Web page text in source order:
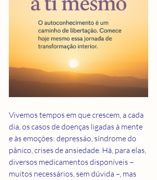
Vivemos tempos em que crescem, a cada
dia, os casos de doenças ligadas à mente
e às emoções: depressão, síndrome do
pânico, crises de ansiedade. Há, para elas,
diversos medicamentos disponíveis –
muitos necessários, sem dúvida –, mas